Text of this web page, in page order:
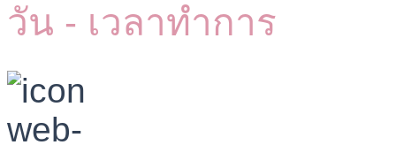
วัน - เวลาทำการ